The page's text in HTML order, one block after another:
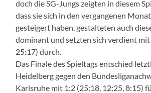
doch die SG-Jungs zeigten in diesem
dass sie sich in den vergangenen
gesteigert haben, gestalteten auch
dominant und setzten sich verdient mit
25:17) durch.
Das Finale des Spieltags entschied
Heidelberg gegen den
Karlsruhe mit 1:2 (25:18, 12:25, 8:15)